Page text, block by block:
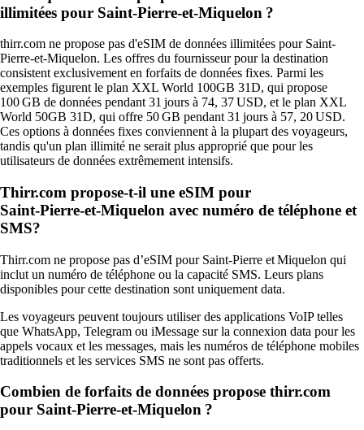
illimitées pour Saint-Pierre-et-Miquelon ?
thirr.com ne propose pas d'eSIM de données illimitées pour Saint-
Pierre-et-Miquelon. Les offres du fournisseur pour la destination
consistent exclusivement en forfaits de données fixes. Parmi les
exemples figurent le plan XXL World 100GB 31D, qui propose
100 GB de données pendant 31 jours à 74, 37 USD, et le plan XXL
World 50GB 31D, qui offre 50 GB pendant 31 jours à 57, 20 USD.
Ces options à données fixes conviennent à la plupart des voyageurs,
tandis qu'un plan illimité ne serait plus approprié que pour les
utilisateurs de données extrêmement intensifs.
Thirr.com propose-t-il une eSIM pour
Saint‑Pierre‑et‑Miquelon avec numéro de téléphone et
SMS?
Thirr.com ne propose pas d’eSIM pour Saint‑Pierre et Miquelon qui
inclut un numéro de téléphone ou la capacité SMS. Leurs plans
disponibles pour cette destination sont uniquement data.
Les voyageurs peuvent toujours utiliser des applications VoIP telles
que WhatsApp, Telegram ou iMessage sur la connexion data pour les
appels vocaux et les messages, mais les numéros de téléphone mobiles
traditionnels et les services SMS ne sont pas offerts.
Combien de forfaits de données propose thirr.com
pour Saint-Pierre-et-Miquelon ?